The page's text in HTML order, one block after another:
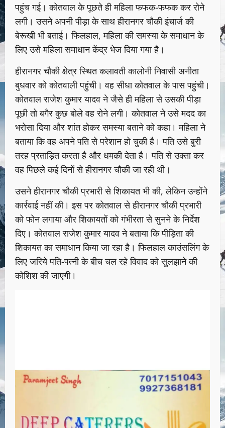
पहुंच गई। कोतवाल के पूछते ही महिला फफक-फफक कर रोने
लगी। उसने अपनी पीड़ा के साथ हीरानगर चौकी इंचार्ज की
बेरूखी भी बताई। फिलहाल, महिला की समस्या के समाधान के
लिए उसे महिला समाधान केंद्र भेज दिया गया है।
हीरानगर चौकी क्षेत्र स्थित कलावती कालोनी निवासी अनीता
बुधवार को कोतवाली पहुंची। वह सीधा कोतवाल के पास पहुंची।
कोतवाल राजेश कुमार यादव ने जैसे ही महिला से उसकी पीड़ा
पूछी तो बगैर कुछ बोले वह रोने लगी। कोतवाल ने उसे मदद का
भरोसा दिया और शांत होकर समस्या बताने को कहा। महिला ने
बताया कि वह अपने पति से परेशान हो चुकी है। पति उसे बुरी
तरह प्रताड़ित करता है और धमकी देता है। पति से उक्ता कर
वह पिछले कई दिनों से हीरानगर चौकी जा रही थी।
उसने हीरानगर चौकी प्रभारी से शिकायत भी की, लेकिन उन्होंने
कार्रवाई नहीं की। इस पर कोतवाल से हीरानगर चौकी प्रभारी
को फोन लगाया और शिकायतों को गंभीरता से सुनने के निर्देश
दिए। कोतवाल राजेश कुमार यादव ने बताया कि पीड़िता की
शिकायत का समाधान किया जा रहा है। फिलहाल काउंसलिंग के
लिए जरिये पति-पत्नी के बीच चल रहे विवाद को सुलझाने की
कोशिश की जाएगी।